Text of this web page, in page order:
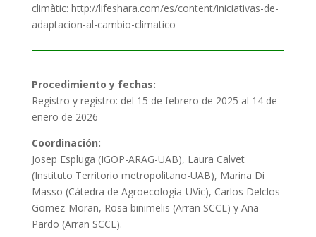
climàtic: http://lifeshara.com/es/content/iniciativas-de-
adaptacion-al-cambio-climatico
Procedimiento y fechas:
Registro y registro: del 15 de febrero de 2025 al 14 de
enero de 2026
Coordinación:
Josep Espluga (IGOP-ARAG-UAB), Laura Calvet
(Instituto Territorio metropolitano-UAB), Marina Di
Masso (Cátedra de Agroecología-UVic), Carlos Delclos
Gomez-Moran, Rosa binimelis (Arran SCCL) y Ana
Pardo (Arran SCCL).